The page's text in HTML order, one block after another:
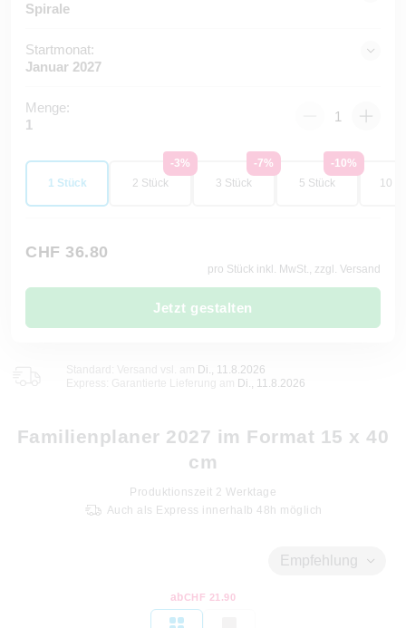
Spirale
Startmonat:
Januar 2027
Menge:
1
1 Stück
-3%
2 Stück
-7%
3 Stück
-10%
5 Stück
10
CHF 36.80
pro Stück inkl. MwSt., zzgl. Versand
Jetzt gestalten
Di., 11.8.2026
Express: Garantierte Lieferung am
Di., 11.8.2026
Familienplaner 2027 im Format 15 x 40
cm
Produktionszeit 2 Werktage
Auch als Express innerhalb 48h möglich
Empfehlung
abCHF 21.90